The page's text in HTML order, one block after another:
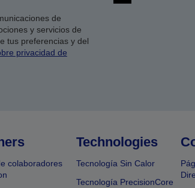
de
y servicios de
tus preferencias y del
privacidad de
colaboradores
Technologies
Tecnología Sin Calor
Tecnología PrecisionCore